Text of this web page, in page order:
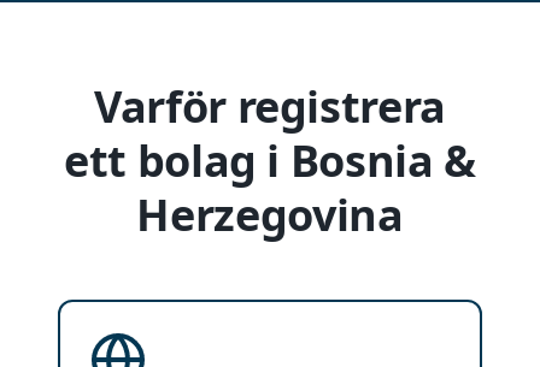
Varför registrera
ett bolag i Bosnia &
Herzegovina